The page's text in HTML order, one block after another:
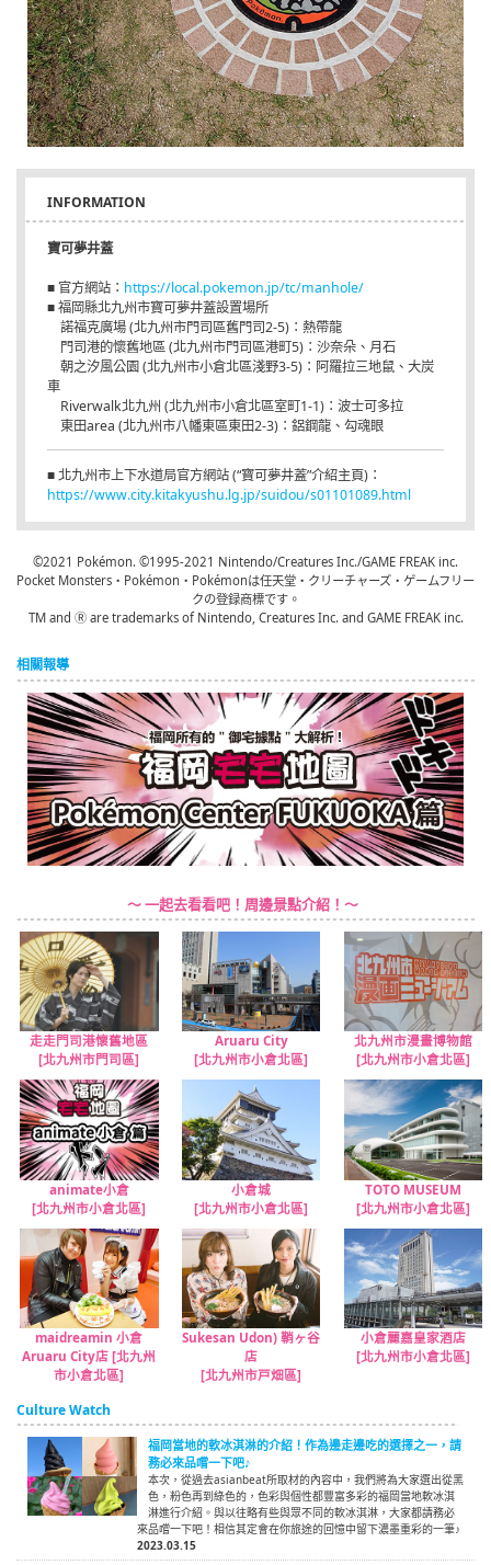
INFORMATION
寶可夢井蓋
■ 官方網站： https://local.pokemon.jp/tc/manhole/
■ 福岡縣北九州市寶可夢井蓋設置場所
諾福克廣場 (北九州市門司區舊門司2-5)：熱帶龍
門司港的懷舊地區 (北九州市門司區港町5)：沙奈朵、月石
朝之汐風公園 (北九州市小倉北區淺野3-5)：阿羅拉三地鼠、大炭
車
Riverwalk北九州 (北九州市小倉北區室町1-1)：波士可多拉
東田area (北九州市八幡東區東田2-3)：鋁鋼龍、勾魂眼
■ 北九州市上下水道局官方網站 (“寶可夢井蓋”介紹主頁)：
https://www.city.kitakyushu.lg.jp/suidou/s01101089.html
©2021 Pokémon. ©1995-2021 Nintendo/Creatures Inc./GAME FREAK inc.
Pocket Monsters・Pokémon・Pokémonは任天堂・クリーチャーズ・ゲームフリー
クの登録商標です。
TM and Ⓡ are trademarks of Nintendo, Creatures Inc. and GAME FREAK inc.
相關報導
～ 一起去看看吧！周邊景點介紹！～
走走門司港懷舊地區
[北九州市門司區]
Aruaru City
[北九州市小倉北區]
北九州市漫畫博物館
[北九州市小倉北區]
animate小倉
[北九州市小倉北區]
小倉城
[北九州市小倉北區]
TOTO MUSEUM
[北九州市小倉北區]
maidreamin 小倉
Aruaru City店 [北九州
市小倉北區]
Sukesan Udon) 鞘ヶ谷
店
[北九州市戸畑區]
小倉麗嘉皇家酒店
[北九州市小倉北區]
Culture Watch
福岡當地的軟冰淇淋的介紹！作為邊走邊吃的選擇之一，請
務必來品嚐一下吧♪
本次，從過去asianbeat所取材的內容中，我們將為大家選出從黑
色，粉色再到綠色的，色彩與個性都豐富多彩的福岡當地軟冰淇
淋進行介紹。與以往略有些與眾不同的軟冰淇淋，大家都請務必
來品嚐一下吧！相信其定會在你旅途的回憶中留下濃墨重彩的一筆♪
2023.03.15